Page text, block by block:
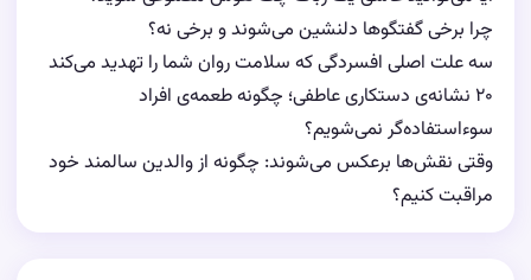
چرا برخی گفتگوها دلنشین می‌شوند و برخی نه؟
سه علت اصلی افسردگی که سلامت روان شما را تهدید می‌کند
۲۰ نشانه‌ی دستکاری عاطفی؛ چگونه طعمه‌ی افراد
سوءاستفاده‌گر نمی‌شویم؟
وقتی نقش‌ها برعکس می‌شوند: چگونه از والدین سالمند خود
مراقبت کنیم؟